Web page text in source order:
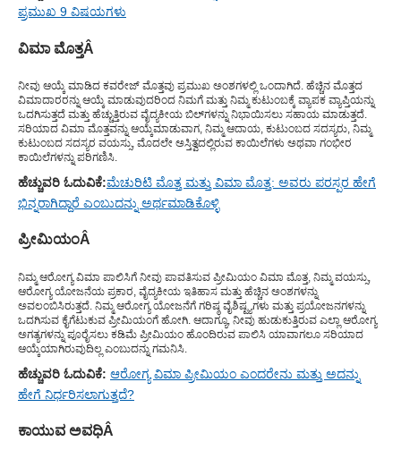
ಪ್ರಮುಖ 9 ವಿಷಯಗಳು
ವಿಮಾ ಮೊತ್ತÂ
ನೀವು ಆಯ್ಕೆ ಮಾಡಿದ ಕವರೇಜ್ ಮೊತ್ತವು ಪ್ರಮುಖ ಅಂಶಗಳಲ್ಲಿ ಒಂದಾಗಿದೆ. ಹೆಚ್ಚಿನ ಮೊತ್ತದ
ವಿಮಾದಾರರನ್ನು ಆಯ್ಕೆ ಮಾಡುವುದರಿಂದ ನಿಮಗೆ ಮತ್ತು ನಿಮ್ಮ ಕುಟುಂಬಕ್ಕೆ ವ್ಯಾಪಕ ವ್ಯಾಪ್ತಿಯನ್ನು
ಒದಗಿಸುತ್ತದೆ ಮತ್ತು ಹೆಚ್ಚುತ್ತಿರುವ ವೈದ್ಯಕೀಯ ಬಿಲ್‌ಗಳನ್ನು ನಿಭಾಯಿಸಲು ಸಹಾಯ ಮಾಡುತ್ತದೆ.
ಸರಿಯಾದ ವಿಮಾ ಮೊತ್ತವನ್ನು ಆಯ್ಕೆಮಾಡುವಾಗ, ನಿಮ್ಮ ಆದಾಯ, ಕುಟುಂಬದ ಸದಸ್ಯರು, ನಿಮ್ಮ
ಕುಟುಂಬದ ಸದಸ್ಯರ ವಯಸ್ಸು, ಮೊದಲೇ ಅಸ್ತಿತ್ವದಲ್ಲಿರುವ ಕಾಯಿಲೆಗಳು ಅಥವಾ ಗಂಭೀರ
ಕಾಯಿಲೆಗಳನ್ನು ಪರಿಗಣಿಸಿ.
ಹೆಚ್ಚುವರಿ ಓದುವಿಕೆ:ಮೆಚುರಿಟಿ ಮೊತ್ತ ಮತ್ತು ವಿಮಾ ಮೊತ್ತ: ಅವರು ಪರಸ್ಪರ ಹೇಗೆ
ಭಿನ್ನರಾಗಿದ್ದಾರೆ ಎಂಬುದನ್ನು ಅರ್ಥಮಾಡಿಕೊಳ್ಳಿ
ಪ್ರೀಮಿಯಂÂ
ನಿಮ್ಮ ಆರೋಗ್ಯ ವಿಮಾ ಪಾಲಿಸಿಗೆ ನೀವು ಪಾವತಿಸುವ ಪ್ರೀಮಿಯಂ ವಿಮಾ ಮೊತ್ತ, ನಿಮ್ಮ ವಯಸ್ಸು,
ಆರೋಗ್ಯ ಯೋಜನೆಯ ಪ್ರಕಾರ, ವೈದ್ಯಕೀಯ ಇತಿಹಾಸ ಮತ್ತು ಹೆಚ್ಚಿನ ಅಂಶಗಳನ್ನು
ಅವಲಂಬಿಸಿರುತ್ತದೆ. ನಿಮ್ಮ ಆರೋಗ್ಯ ಯೋಜನೆಗೆ ಗರಿಷ್ಠ ವೈಶಿಷ್ಟ್ಯಗಳು ಮತ್ತು ಪ್ರಯೋಜನಗಳನ್ನು
ಒದಗಿಸುವ ಕೈಗೆಟುಕುವ ಪ್ರೀಮಿಯಂಗೆ ಹೋಗಿ. ಆದಾಗ್ಯೂ, ನೀವು ಹುಡುಕುತ್ತಿರುವ ಎಲ್ಲಾ ಆರೋಗ್ಯ
ಅಗತ್ಯಗಳನ್ನು ಪೂರೈಸಲು ಕಡಿಮೆ ಪ್ರೀಮಿಯಂ ಹೊಂದಿರುವ ಪಾಲಿಸಿ ಯಾವಾಗಲೂ ಸರಿಯಾದ
ಆಯ್ಕೆಯಾಗಿರುವುದಿಲ್ಲ ಎಂಬುದನ್ನು ಗಮನಿಸಿ.
ಹೆಚ್ಚುವರಿ ಓದುವಿಕೆ: ಆರೋಗ್ಯ ವಿಮಾ ಪ್ರೀಮಿಯಂ ಎಂದರೇನು ಮತ್ತು ಅದನ್ನು
ಹೇಗೆ ನಿರ್ಧರಿಸಲಾಗುತ್ತದೆ?
ಕಾಯುವ ಅವಧಿÂ